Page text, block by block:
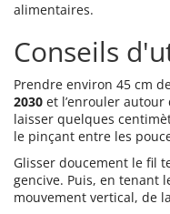
alimentaires.
Conseils
Prendre environ 45 cm
2030 et l’enrouler
laisser quelques
le pinçant entre les
Glisser doucement le fil
gencive. Puis, en tenant
mouvement vertical, de